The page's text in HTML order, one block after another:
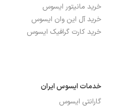
خرید مانیتور ایسوس
خرید آل این وان ایسوس
خرید کارت گرافیک ایسوس
خدمات ایسوس ایران
گارانتی ایسوس